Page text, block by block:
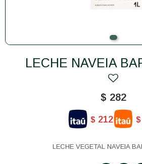
LECHE NAVEIA
$ 282
$ 212 $
LECHE VEGETAL NAVEIA